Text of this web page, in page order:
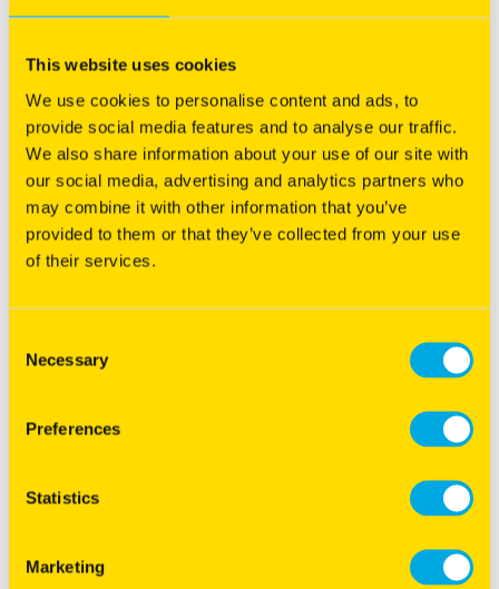
This website uses cookies
We use cookies to personalise content and ads, to
provide social media features and to analyse our traffic.
We also share information about your use of our site with
our social media, advertising and analytics partners who
may combine it with other information that you’ve
provided to them or that they’ve collected from your use
of their services.
Selection
Necessary
Preferences
Statistics
Marketing
Klik hiervoor de NutriFibre® teelthandleiding. U kunt de
teelthandleiding ook downloaden.
Advies en Aankoop